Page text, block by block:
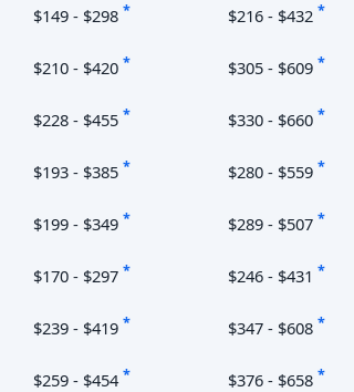
$149 - $298* $216 - $432*
$210 - $420* $305 - $609*
$228 - $455* $330 - $660*
$193 - $385* $280 - $559*
$199 - $349* $289 - $507*
$170 - $297* $246 - $431*
$239 - $419* $347 - $608*
$259 - $454* $376 - $658*